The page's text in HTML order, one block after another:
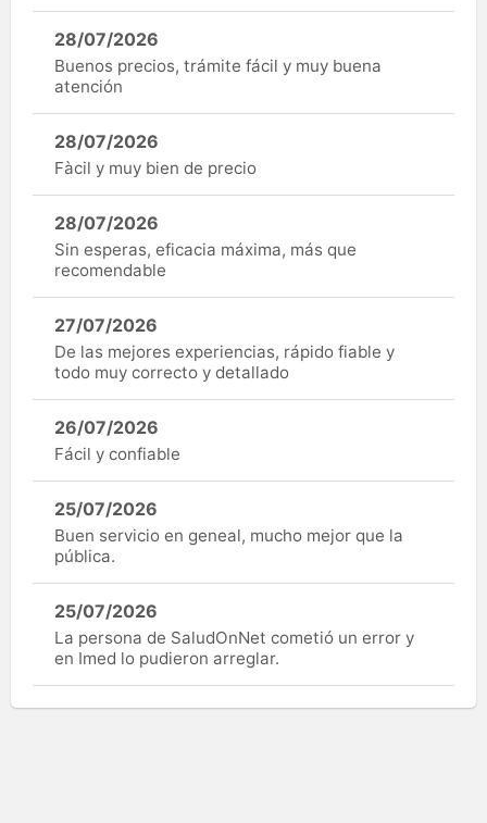
28/07/2026
Buenos precios, trámite fácil y muy buena
atención
28/07/2026
Fàcil y muy bien de precio
28/07/2026
Sin esperas, eficacia máxima, más que
recomendable
27/07/2026
De las mejores experiencias, rápido fiable y
todo muy correcto y detallado
26/07/2026
Fácil y confiable
25/07/2026
Buen servicio en geneal, mucho mejor que la
pública.
25/07/2026
La persona de SaludOnNet cometió un error y
en Imed lo pudieron arreglar.